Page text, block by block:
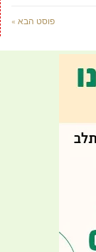
פוסט הבא »